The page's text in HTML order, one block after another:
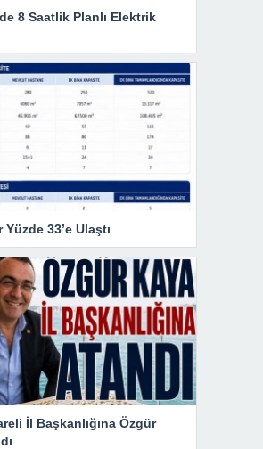
8 Saatlik Planlı Elektrik
Yüzde 33’e Ulaştı
İl Başkanlığına Özgür